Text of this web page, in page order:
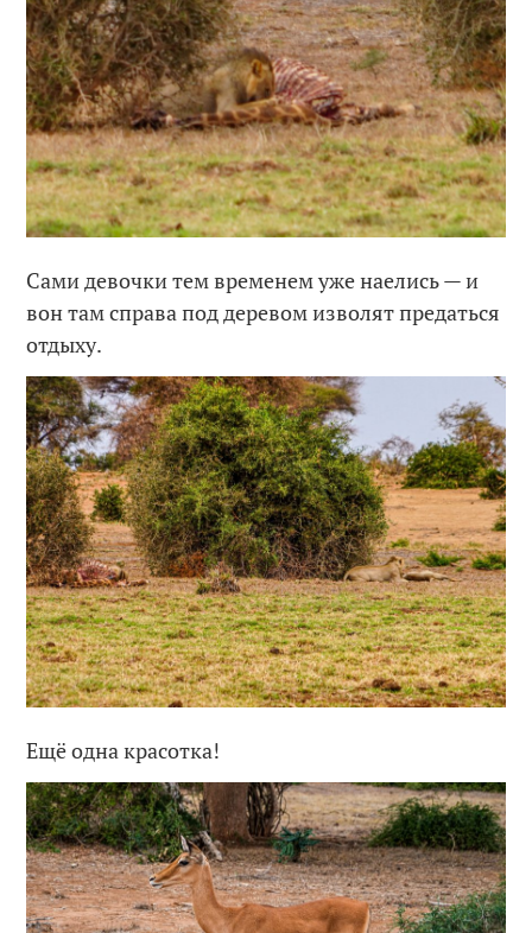
Сами девочки тем временем уже наелись — и
вон там справа под деревом изволят предаться
отдыху.
Ещё одна красотка!